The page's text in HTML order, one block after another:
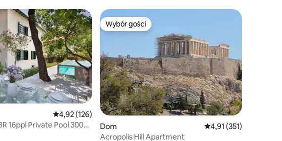
recenzji: 351 Średnia ocena: 4,92 na 5, liczba recenzji: 126
4,92 (126)
16ppl Private Pool 300m
Wybór gości
Wybór gości
Dom Średnia ocena: 4,91
4,91 (351)
Acropolis Hill Apartment